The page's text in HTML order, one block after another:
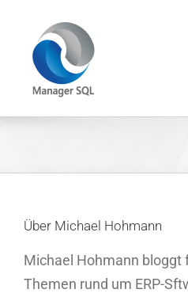
springen
Über Michael Hohmann
Michael Hohmann bloggt
Themen rund um ERP-